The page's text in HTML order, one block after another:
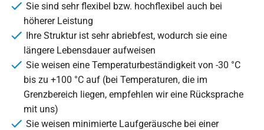
Sie sind sehr flexibel bzw. hochflexibel auch bei
höherer Leistung
Ihre Struktur ist sehr abriebfest, wodurch sie eine
längere Lebensdauer aufweisen
Sie weisen eine Temperaturbeständigkeit von -30 °C
bis zu +100 °C auf (bei Temperaturen, die im
Grenzbereich liegen, empfehlen wir eine Rücksprache
mit uns)
Sie weisen minimierte Laufgeräusche bei einer